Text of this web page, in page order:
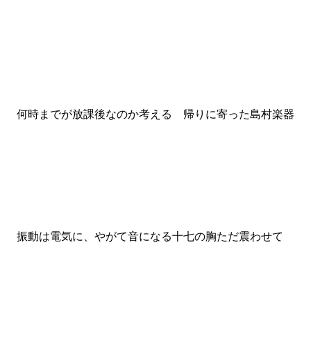
何時までが放課後なのか考える 帰りに寄った島村楽器
振動は電気に、やがて音になる十七の胸ただ震わせて